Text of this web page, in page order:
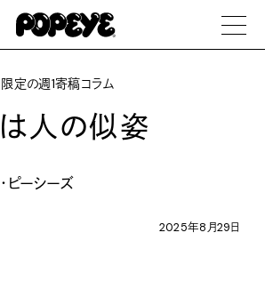
定の週1寄稿コラム
は人の似姿
ピーシーズ
2025年8月29日